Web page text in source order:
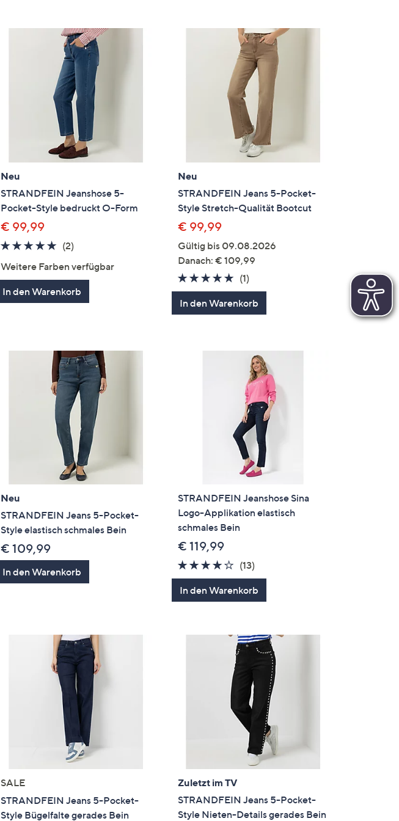
Neu
STRANDFEIN Jeanshose 5-
Pocket-Style bedruckt O-Form
€ 99,99
5.0
5
(2)
Weitere Farben verfügbar
In den Warenkorb
Neu
STRANDFEIN Jeans 5-Pocket-
Style Stretch-Qualität Bootcut
€ 99,99
Gültig bis 09.08.2026
Danach: € 109,99
5.0
von
5
(1)
Bewertungen
In den Warenkorb
Neu
STRANDFEIN Jeans 5-Pocket-
Style elastisch schmales Bein
€ 109,99
In den Warenkorb
STRANDFEIN Jeanshose Sina
Logo-Applikation elastisch
schmales Bein
€ 119,99
4.0
von
5
(13)
Bewertungen
In den Warenkorb
SALE
STRANDFEIN Jeans 5-Pocket-
Style Bügelfalte gerades Bein
Zuletzt im TV
STRANDFEIN Jeans 5-Pocket-
Style Nieten-Details gerades Bein